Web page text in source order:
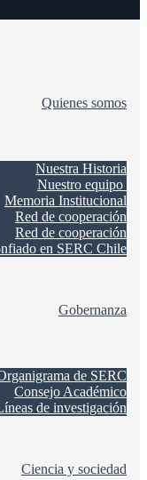
Quienes somos
Nuestra Historia
Nuestro equipo
Memoria Institucional
Red de cooperación
Red de cooperación
en SERC Chile
Gobernanza
de SERC
Consejo Académico
de investigación
Ciencia y sociedad